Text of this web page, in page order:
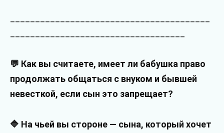
💬 Как вы считаете, имеет ли бабушка право
продолжать общаться с внуком и бывшей
невесткой, если сын это запрещает?
🔷 На чьей вы стороне — сына, который хочет